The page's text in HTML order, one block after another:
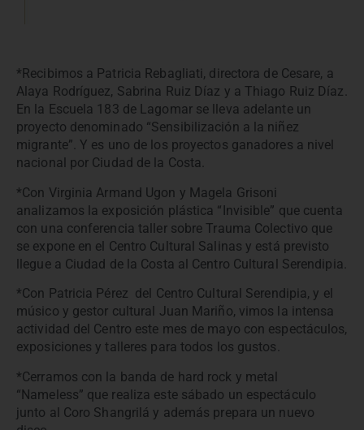
*Recibimos a Patricia Rebagliati, directora de Cesare, a
Alaya Rodríguez, Sabrina Ruiz Díaz y a Thiago Ruiz Díaz.
En la Escuela 183 de Lagomar se lleva adelante un
proyecto denominado “Sensibilización a la niñez
migrante”. Y es uno de los proyectos ganadores a nivel
nacional por Ciudad de la Costa.
*Con Virginia Armand Ugon y Magela Grisoni
analizamos la exposición plástica “Invisible” que cuenta
con una conferencia taller sobre Trauma Colectivo que
se expone en el Centro Cultural Salinas y está previsto
llegue a Ciudad de la Costa al Centro Cultural Serendipia.
*Con Patricia Pérez del Centro Cultural Serendipia, y el
músico y gestor cultural Juan Mariño, vimos la intensa
actividad del Centro este mes de mayo con espectáculos,
exposiciones y talleres para todos los gustos.
*Cerramos con la banda de hard rock y metal
“Nameless” que realiza este sábado un espectáculo
junto al Coro Shangrilá y además prepara un nuevo